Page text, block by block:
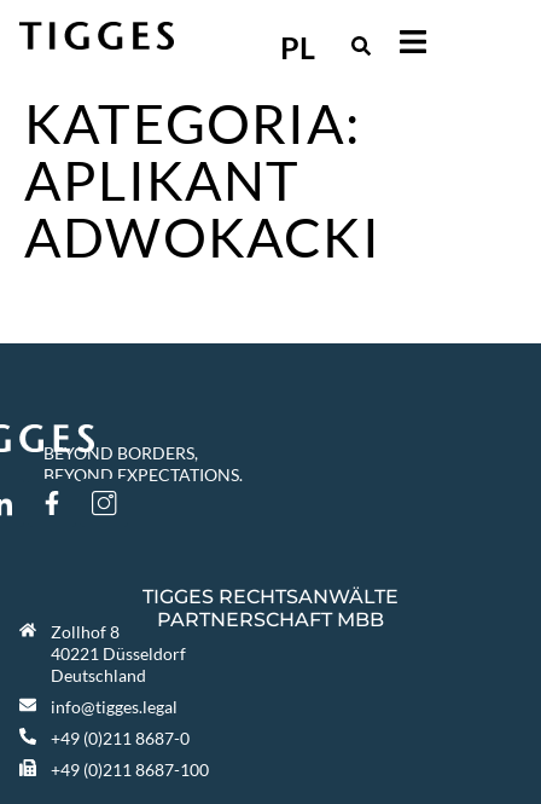
PL
KATEGORIA:
APLIKANT
ADWOKACKI
BEYOND BORDERS,
BEYOND EXPECTATIONS.
TIGGES RECHTSANWÄLTE
PARTNERSCHAFT MBB
Zollhof 8
40221 Düsseldorf
Deutschland
info@tigges.legal
+49 (0)211 8687-0
+49 (0)211 8687-100